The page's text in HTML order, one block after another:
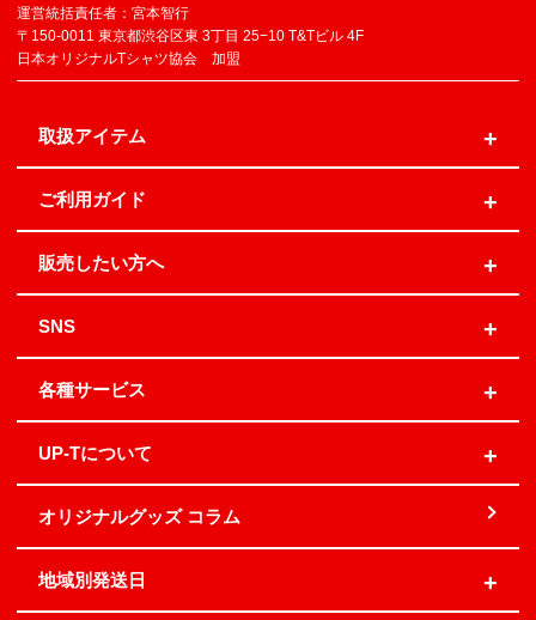
運営統括責任者：宮本智行
〒150-0011 東京都渋谷区東 3丁目 25−10 T&Tビル 4F
日本オリジナルTシャツ協会 加盟
取扱アイテム
ご利用ガイド
販売したい方へ
SNS
各種サービス
UP-Tについて
オリジナルグッズ コラム
地域別発送日